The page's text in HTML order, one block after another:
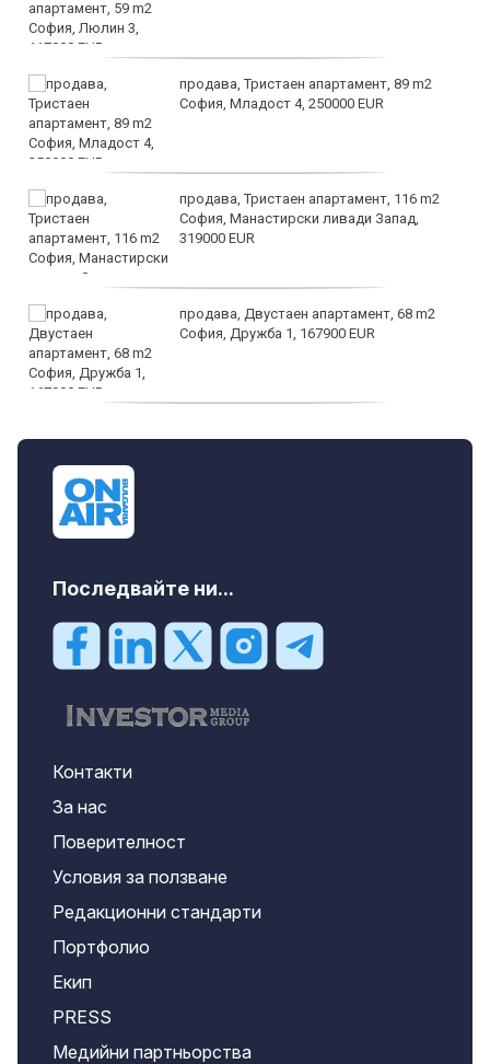
продава, Тристаен апартамент, 89 m2
София, Младост 4, 250000 EUR
продава, Тристаен апартамент, 116 m2
София, Манастирски ливади Запад,
319000 EUR
продава, Двустаен апартамент, 68 m2
София, Дружба 1, 167900 EUR
Последвайте ни...
Контакти
За нас
Поверителност
Условия за ползване
Редакционни стандарти
Портфолио
Екип
PRESS
Медийни партньорства